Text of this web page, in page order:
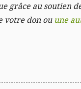
grâce au soutien
votre don ou une